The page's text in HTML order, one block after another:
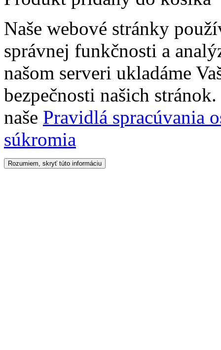
Naše webové stránky
správnej funkčnosti a
našom serveri ukladáme
bezpečnosti našich
naše Pravidlá spracúvania
súkromia
Rozumiem, skryť túto informáciu